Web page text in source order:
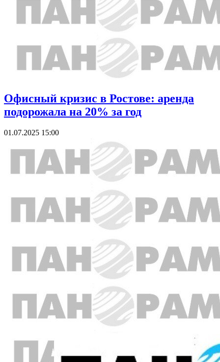
Офисный кризис в Ростове: аренда
подорожала на 20% за год
01.07.2025 15:00